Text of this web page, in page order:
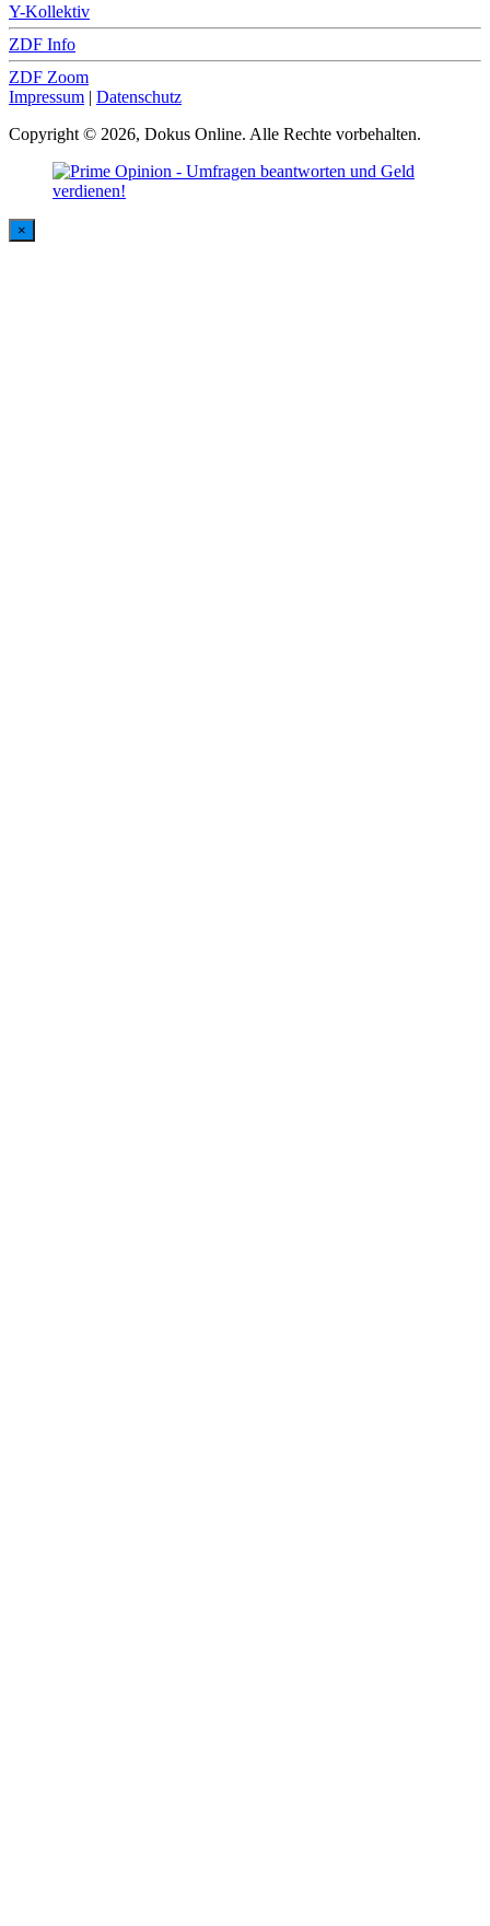
Y-Kollektiv
ZDF Info
ZDF Zoom
Impressum | Datenschutz
Copyright © 2026, Dokus Online. Alle Rechte vorbehalten.
×